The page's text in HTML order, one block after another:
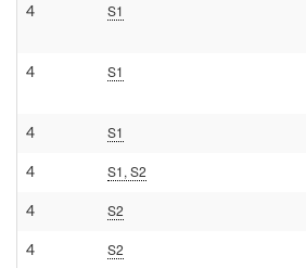
4 S1
4 S1
4 S1
4 S1, S2
4 S2
4 S2